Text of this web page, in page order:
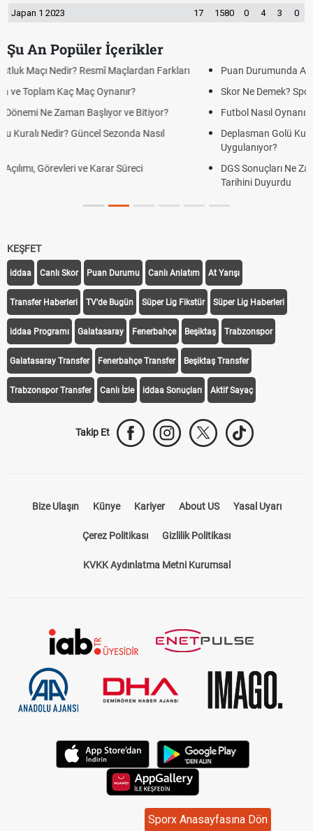
Japan 1 2023 17 1580 0 4 3 0
Sporx Anasayfasına Dön
Şu An Popüler İçerikler
Puan Durumunda AG, OM ve Diğer Kısaltmalar Ne Anlama Gelir?
Skor Ne Demek? Sporda Skor ve Sonuç Kavramları
Futbol Nasıl Oynanır? Temel Futbol Kuralları
Deplasman Golü Kuralı Nedir? Hangi Organizasyonlarda
DGS Sonuçları Ne Zaman Açıklanacak 2026? ÖSYM Sonuç
KEŞFET
iddaa Canlı Skor Puan Durumu Canlı Anlatım At Yarışı
Transfer Haberleri TV'de Bugün Süper Lig Fikstür Süper Lig Haberleri
iddaa Programı Galatasaray Fenerbahçe Beşiktaş Trabzonspor
Galatasaray Transfer Fenerbahçe Transfer Beşiktaş Transfer
Trabzonspor Transfer Canlı İzle iddaa Sonuçları Aktif Sayaç
Takip Et
Bize Ulaşın Künye Kariyer About US Yasal Uyarı
Çerez Politikası Gizlilik Politikası
KVKK Aydınlatma Metni Kurumsal